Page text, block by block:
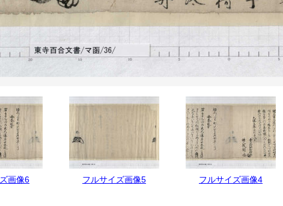
画像6 フルサイズ画像5 フルサイズ画像4